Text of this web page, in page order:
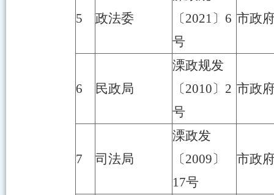
5 政法委
〔2021〕6
号
市政
6 民政局
溧政规发
〔2010〕2
号
市政
7 司法局
溧政发
〔2009〕
17号
市政